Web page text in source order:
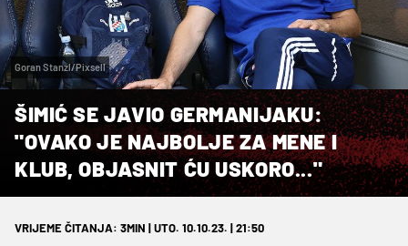
Goran Stanzl/Pixsell
ŠIMIĆ SE JAVIO GERMANIJAKU:
"OVAKO JE NAJBOLJE ZA MENE I
KLUB, OBJASNIT ĆU USKORO..."
VRIJEME ČITANJA: 3MIN | UTO. 10.10.23. | 21:50